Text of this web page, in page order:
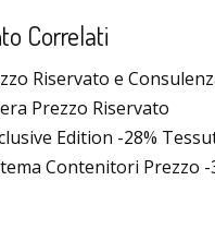
Correlati
Riservato e
Prezzo Riservato
Edition -28%
Contenitori Prezzo -